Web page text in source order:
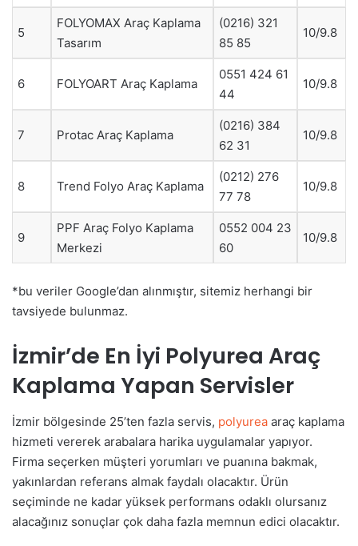
5
FOLYOMAX Araç Kaplama
Tasarım
(0216) 321
85 85
10/9.8
6 FOLYOART Araç Kaplama
0551 424 61
44
10/9.8
7 Protac Araç Kaplama
(0216) 384
62 31
10/9.8
8 Trend Folyo Araç Kaplama
(0212) 276
77 78
10/9.8
9
PPF Araç Folyo Kaplama
Merkezi
0552 004 23
60
10/9.8
*bu veriler Google’dan alınmıştır, sitemiz herhangi bir
tavsiyede bulunmaz.
İzmir’de En İyi Polyurea Araç
Kaplama Yapan Servisler
İzmir bölgesinde 25’ten fazla servis, polyurea araç kaplama
hizmeti vererek arabalara harika uygulamalar yapıyor.
Firma seçerken müşteri yorumları ve puanına bakmak,
yakınlardan referans almak faydalı olacaktır. Ürün
seçiminde ne kadar yüksek performans odaklı olursanız
alacağınız sonuçlar çok daha fazla memnun edici olacaktır.